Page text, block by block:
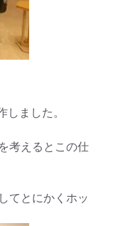
ました。
考えるとこの仕
てとにかくホッ